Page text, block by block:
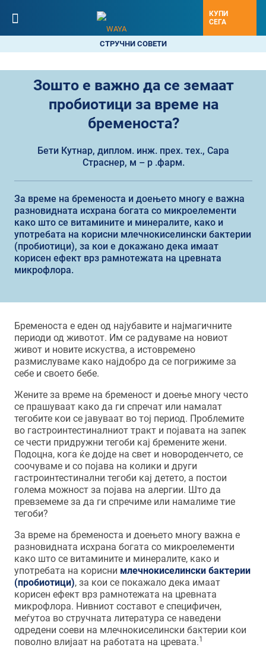
КУПИ
СЕГА
СТРУЧНИ СОВЕТИ
Зошто е важно да се земаат
пробиотици за време на
бременоста?
Бети Кутнар, диплом. инж. прех. тех., Сара
Страснер, м – р .фарм.
За време на бременоста и доењето многу e важна
разновидната исхрана богата со микроелементи
како што се витамините и минералите, како и
употребата на корисни млечнокиселински бактерии
(пробиотици), за кои е докажано дека имаат
корисен ефект врз рамнотежата на цревната
микрофлора.
Бременоста е еден од најубавите и најмагичните
периоди од животот. Им се радуваме на новиот
живот и новите искуства, а истовремено
размислуваме како најдобро да се погрижиме за
себе и своето бебе.
Жените за време на бременост и доење многу често
се прашуваат како да ги спречат или намалат
тегобите кои се јавуваат во тој период. Проблемите
во гастроинтестиналниот тракт и појавата на запек
се чести придружни тегоби кај бремените жени.
Подоцна, кога ќе дојде на свет и новороденчето, се
соочуваме и со појава на колики и други
гастроинтестинални тегоби кај детето, а постои
голема можност за појава на алергии. Што да
превземеме за да ги спречиме или намалиме тие
тегоби?
За време на бременоста и доењето многу важна е
разновидната исхрана богата со микроелементи
како што се витамините и минералите, како и
употребата на корисни млечнокиселински бактерии
(пробиотици), за кои се покажало дека имаат
корисен ефект врз рамнотежата на цревната
микрофлора. Нивниот составот е специфичен,
меѓутоа во стручната литература се наведени
одредени соеви на млечнокиселински бактерии кои
поволно влијаат на работата на цревата.1